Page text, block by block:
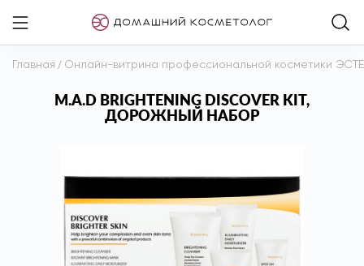
Главная / Онлайн-витрина профессиональной косметики
M.A.D BRIGHTENING DISCOVER KIT,
ДОРОЖНЫЙ НАБОР